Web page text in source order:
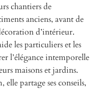
chantiers de
anciens, avant de
d’intérieur.
les particuliers et les
l’élégance intemporelle
maisons et jardins.
partage ses conseils,